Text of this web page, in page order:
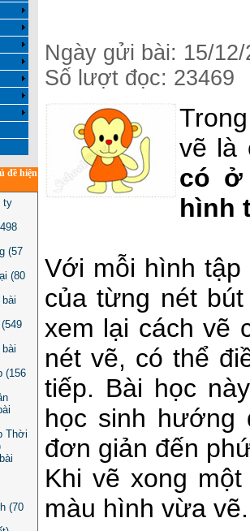
đề hiện
ty
(57
(80
(156
Thời
(70
Ngày gửi bài: 15/12/
Số lượt đọc: 23469
vẽ là
có ở
hình
Với mỗi hình tập
của từng nét
xem lại cách vẽ
nét vẽ, có thể
tiếp. Bài học
học sinh hướng
đơn giản đến
Khi vẽ xong
màu hình vừa vẽ.